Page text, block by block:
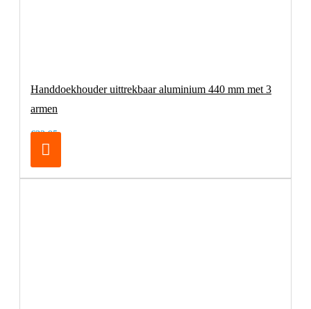
Handdoekhouder uittrekbaar aluminium 440 mm met 3
armen
€32,95